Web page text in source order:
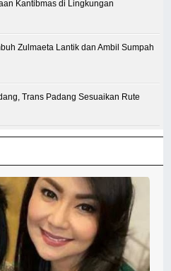
Kantibmas di Lingkungan
Zulmaeta Lantik dan Ambil Sumpah
Trans Padang Sesuaikan Rute